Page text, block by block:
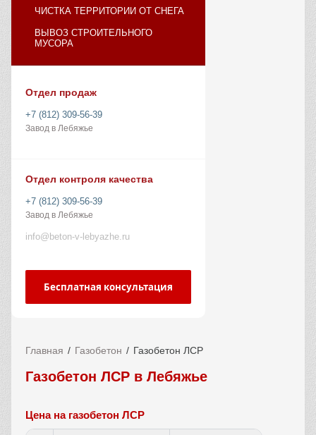
ЧИСТКА ТЕРРИТОРИИ ОТ СНЕГА
ВЫВОЗ СТРОИТЕЛЬНОГО
МУСОРА
Отдел продаж
+7 (812) 309-56-39
Завод в Лебяжье
Отдел контроля качества
+7 (812) 309-56-39
Завод в Лебяжье
info@beton-v-lebyazhe.ru
Бесплатная консультация
Главная Газобетон Газобетон ЛСР
Газобетон ЛСР в Лебяжье
Цена на газобетон ЛСР